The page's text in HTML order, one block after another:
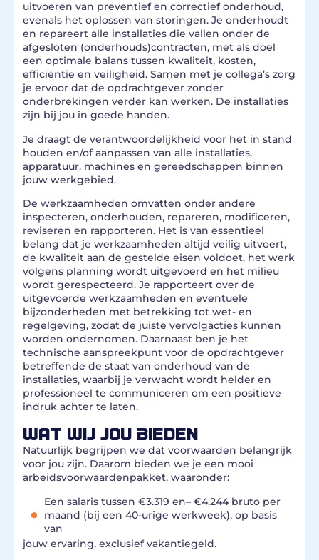
uitvoeren van preventief en correctief onderhoud,
evenals het oplossen van storingen. Je onderhoudt
en repareert alle installaties die vallen onder de
afgesloten (onderhouds)contracten, met als doel
een optimale balans tussen kwaliteit, kosten,
efficiëntie en veiligheid. Samen met je collega’s zorg
je ervoor dat de opdrachtgever zonder
onderbrekingen verder kan werken. De installaties
zijn bij jou in goede handen.
Je draagt de verantwoordelijkheid voor het in stand
houden en/of aanpassen van alle installaties,
apparatuur, machines en gereedschappen binnen
jouw werkgebied.
De werkzaamheden omvatten onder andere
inspecteren, onderhouden, repareren, modificeren,
reviseren en rapporteren. Het is van essentieel
belang dat je werkzaamheden altijd veilig uitvoert,
de kwaliteit aan de gestelde eisen voldoet, het werk
volgens planning wordt uitgevoerd en het milieu
wordt gerespecteerd. Je rapporteert over de
uitgevoerde werkzaamheden en eventuele
bijzonderheden met betrekking tot wet- en
regelgeving, zodat de juiste vervolgacties kunnen
worden ondernomen. Daarnaast ben je het
technische aanspreekpunt voor de opdrachtgever
betreffende de staat van onderhoud van de
installaties, waarbij je verwacht wordt helder en
professioneel te communiceren om een positieve
indruk achter te laten.
WAT WIJ JOU BIEDEN
Natuurlijk begrijpen we dat voorwaarden belangrijk
voor jou zijn. Daarom bieden we je een mooi
arbeidsvoorwaardenpakket, waaronder:
Een salaris tussen €3.319 en– €4.244 bruto per
maand (bij een 40-urige werkweek), op basis
van
jouw ervaring, exclusief vakantiegeld.